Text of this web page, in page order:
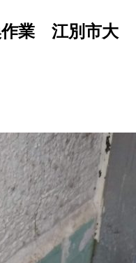
作業 江別市大